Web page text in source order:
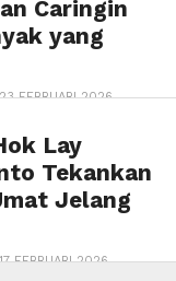
Caringin
yang
23 FEBRUARI 2026
Lay
Tekankan
Jelang
17 FEBRUARI 2026